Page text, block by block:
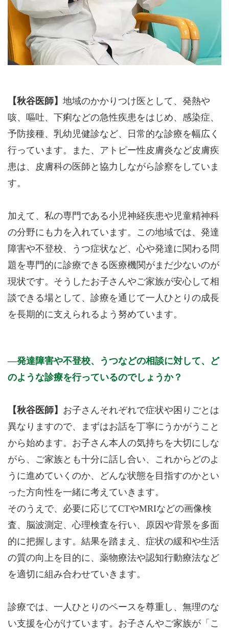
【秋谷医師】 地域のかかりつけ医として、発熱や
咳、嘔吐、下痢などの急性疾患をはじめ、感染症、
予防接種、乳幼児健診など、日常的な診療を幅広く
行っています。また、アトピー性皮膚炎など皮膚疾
患は、皮膚科の医師と協力しながら診察をしていま
す。
加えて、私の専門である小児神経疾患や児童精神科
の分野にも力を入れています。この地域では、発達
障害や不登校、うつ症状など、心や発達に関わる問
題を専門的に診療できる医療機関がまだ少ないのが
現状です。そうしたお子さんやご家族が安心して相
談できる場として、診療を通じて一人ひとりの成長
を長期的に支えられるよう努めています。
発達障害や不登校、うつなどの相談に対して、ど
のような診療を行っているのでしょうか？
【秋谷医師】 お子さんそれぞれで症状や困りごとは
異なりますので、まずはお話を丁寧にうかがうこと
から始めます。お子さん本人の気持ちを大切にしな
がら、ご家族とも十分に話し合い、これからどのよ
うに進めていくのか、どんな状態を目指すのかとい
った方向性を一緒に考えていきます。
そのうえで、必要に応じてCTやMRIなどの画像検
査、脳波測定、心理検査を行い、原因や背景を多面
的に把握します。結果を踏まえ、症状の緩和や生活
の質の向上を目的に、薬物療法や認知行動療法など
を適切に組み合わせていきます。
診療では、一人ひとりのペースを尊重し、無理のな
い支援を心がけています。お子さんやご家族が「こ